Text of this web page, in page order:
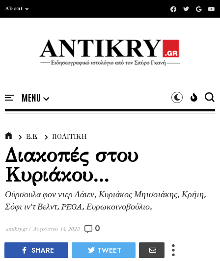
About
Ε.Ε. ΠΟΛΙΤΙΚΗ
Διακοπές στου
Κυριάκου...
Ούρσουλα φον ντερ Λάιεν, Κυριάκος Μητσοτάκης, Κρήτη,
Σόφι ιν'τ Βελντ, PEGA, Ευρωκοινοβούλιο,
antikry.gr | Αυγούστου 14, 2023 0
SHARE TWEET